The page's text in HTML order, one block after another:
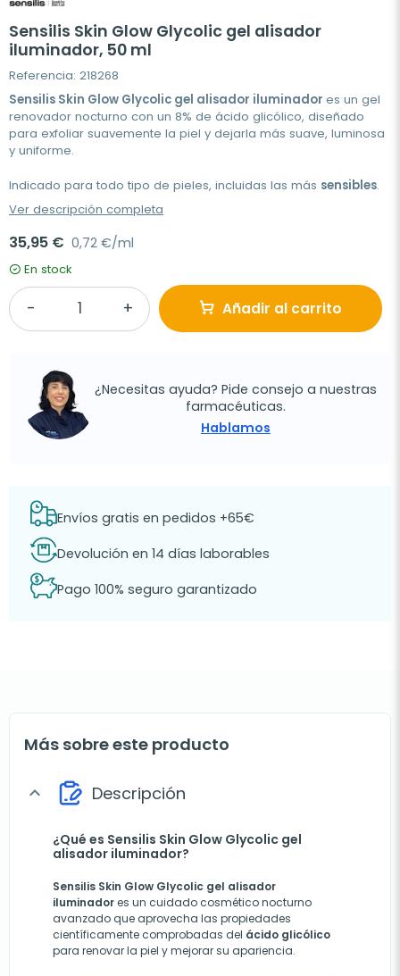
Sensilis Skin Glow Glycolic gel alisador
iluminador, 50 ml
Referencia: 218268
Sensilis Skin Glow Glycolic gel alisador iluminador es un gel
renovador nocturno con un 8% de ácido glicólico, diseñado
para exfoliar suavemente la piel y dejarla más suave, luminosa
y uniforme.
Indicado para todo tipo de pieles, incluidas las más sensibles.
Ver descripción completa
35,95 € 0,72 €/ml
En stock
Añadir al carrito
¿Necesitas ayuda? Pide consejo a nuestras
farmacéuticas.
Hablamos
Envíos gratis en pedidos +65€
Devolución en 14 días laborables
Pago 100% seguro garantizado
Más sobre este producto
expand_more Descripción
¿Qué es Sensilis Skin Glow Glycolic gel
alisador iluminador?
Sensilis Skin Glow Glycolic gel alisador
iluminadores un cuidado cosmético nocturno
avanzado que aprovecha las propiedades
científicamente comprobadas del ácido glicólico
para renovar la piel y mejorar su apariencia.